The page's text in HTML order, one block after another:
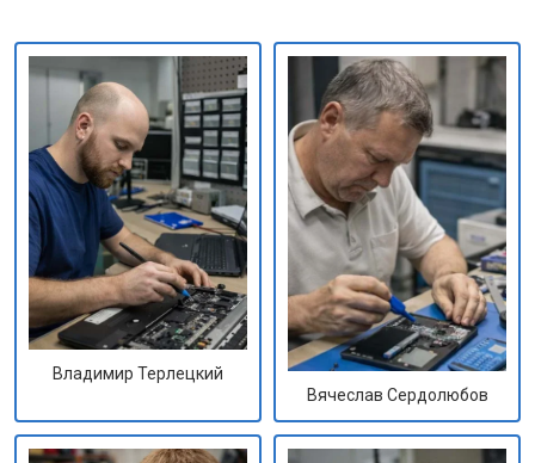
Владимир Терлецкий
Вячеслав Сердолюбов